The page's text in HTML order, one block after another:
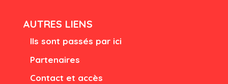
AUTRES LIENS
Ils sont passés par ici
Partenaires
Contact et accès